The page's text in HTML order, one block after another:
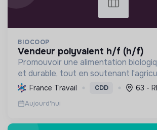
BIOCOOP
vendeur polyvalent h/f (h/f)
Promouvoir une alimentation
et durable, tout en soutenant
paysanne, en réduisant les déchets
pour une société plus juste et
France Travail CDD 63 -
Aujourd'hui